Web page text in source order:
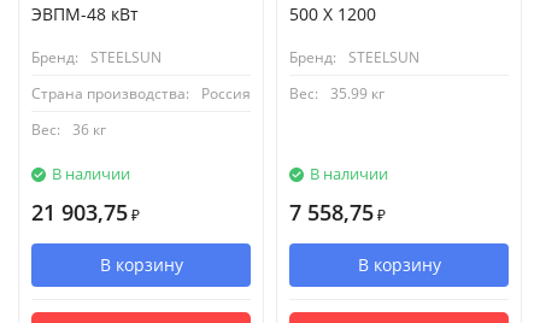
ЭВПМ-48 кВт
Бренд:
STEELSUN
Страна производства:
Россия
Вес:
36 кг
В наличии
21 903,75 ₽
В корзину
500 X 1200
Бренд:
STEELSUN
Вес:
35.99 кг
В наличии
7 558,75 ₽
В корзину